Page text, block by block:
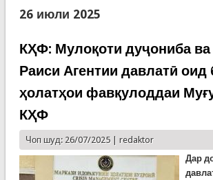
26 июли 2025
КҲФ: Мулоқоти дуҷониба
Раиси Агентии давлатӣ оид
ҳолатҳои фавқулоддаи
КҲФ
Чоп шуд: 26/07/2025 | redaktor
Дар